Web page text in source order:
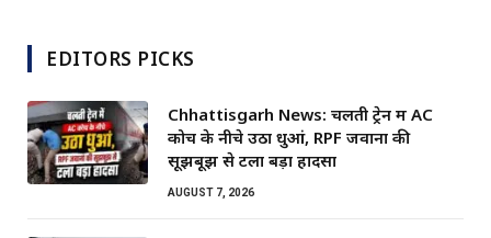
EDITORS PICKS
Chhattisgarh News: चलती ट्रेन में AC
कोच के नीचे उठा धुआं, RPF जवानों की
सूझबूझ से टला बड़ा हादसा
AUGUST 7, 2026